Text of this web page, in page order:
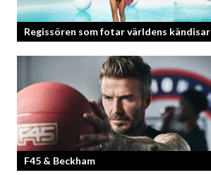
Regissören som fotar världens kändisar
Fotografen och regissören Peter Svenson har
en lång meritlista och är ett sant bevis på att
om man tror på sig själv och...
F45 & Beckham